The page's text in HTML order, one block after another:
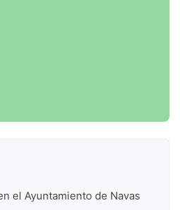
el Ayuntamiento de Navas